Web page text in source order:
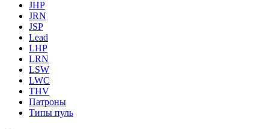
JHP
JRN
JSP
Lead
LHP
LRN
LSW
LWC
THV
Патроны
Типы пуль